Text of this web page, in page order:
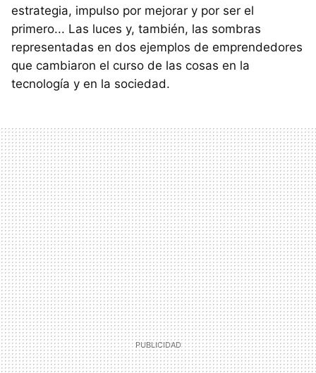
estrategia, impulso por mejorar y por ser el
primero... Las luces y, también, las sombras
representadas en dos ejemplos de emprendedores
que cambiaron el curso de las cosas en la
tecnología y en la sociedad.